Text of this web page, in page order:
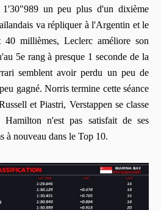
1'30"989 un peu plus d'un dixième
va répliquer à l'Argentin et le
40 millièmes, Leclerc améliore son
5e rang à presque 1 seconde de la
semblent avoir perdu un peu de
gagné. Norris termine cette séance
et Piastri, Verstappen se classe
n'est pas satisfait de ses
à nouveau dans le Top 10.